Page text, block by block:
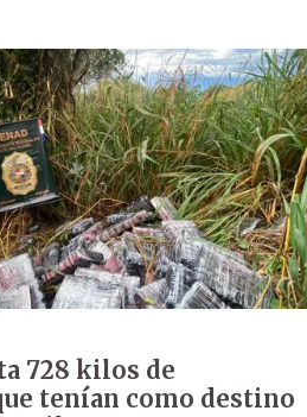
728 kilos de
tenían como destino